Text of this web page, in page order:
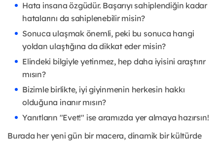
Hata insana özgüdür. Başarıyı sahiplendiğin kadar
hatalarını da sahiplenebilir misin?
Sonuca ulaşmak önemli, peki bu sonuca hangi
yoldan ulaştığına da dikkat eder misin?
Elindeki bilgiyle yetinmez, hep daha iyisini araştırır
mısın?
Bizimle birlikte, iyi giyinmenin herkesin hakkı
olduğuna inanır mısın?
Yanıtların "Evet!" ise aramızda yer almaya hazırsın!
Burada her yeni gün bir macera, dinamik bir kültürde